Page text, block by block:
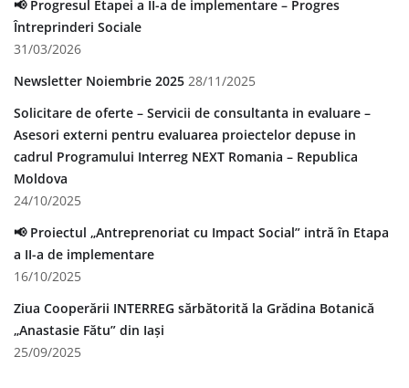
📢 Progresul Etapei a II-a de implementare – Progres
Întreprinderi Sociale
31/03/2026
Newsletter Noiembrie 2025 28/11/2025
Solicitare de oferte – Servicii de consultanta in evaluare –
Asesori externi pentru evaluarea proiectelor depuse in
cadrul Programului Interreg NEXT Romania – Republica
Moldova
24/10/2025
📢 Proiectul „Antreprenoriat cu Impact Social” intră în Etapa
a II-a de implementare
16/10/2025
Ziua Cooperării INTERREG sărbătorită la Grădina Botanică
„Anastasie Fătu” din Iași
25/09/2025